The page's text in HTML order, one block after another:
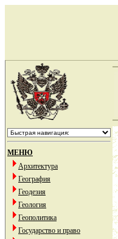
МЕНЮ
Архитектура
География
Геодезия
Геология
Геополитика
Государство и право